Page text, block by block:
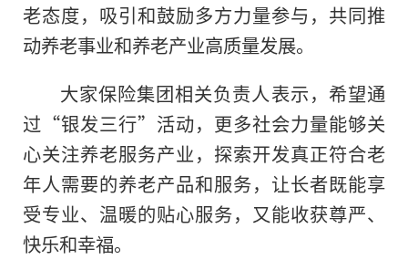
老态度，吸引和鼓励多方力量参与，共同推
动养老事业和养老产业高质量发展。
大家保险集团相关负责人表示，希望通
过“银发三行”活动，更多社会力量能够关
心关注养老服务产业，探索开发真正符合老
年人需要的养老产品和服务，让长者既能享
受专业、温暖的贴心服务，又能收获尊严、
快乐和幸福。